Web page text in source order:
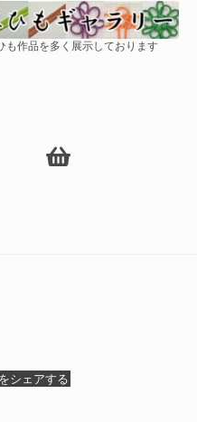
も作品を多く展示しております
シェアする